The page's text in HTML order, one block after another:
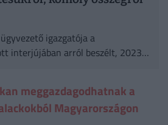
igazgatója a
interjújában arról beszélt, 2023-
meggazdagodhatnak a
Magyarországon